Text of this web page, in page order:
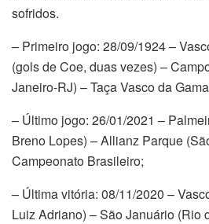
sofridos.
– Primeiro jogo: 28/09/1924 –
(gols de Coe, duas vezes) –
Janeiro-RJ) – Taça Vasco da
– Último jogo: 26/01/2021 –
Breno Lopes) – Allianz Parque
Campeonato Brasileiro;
– Última vitória: 08/11/2020 –
Luiz Adriano) – São Januário (Rio